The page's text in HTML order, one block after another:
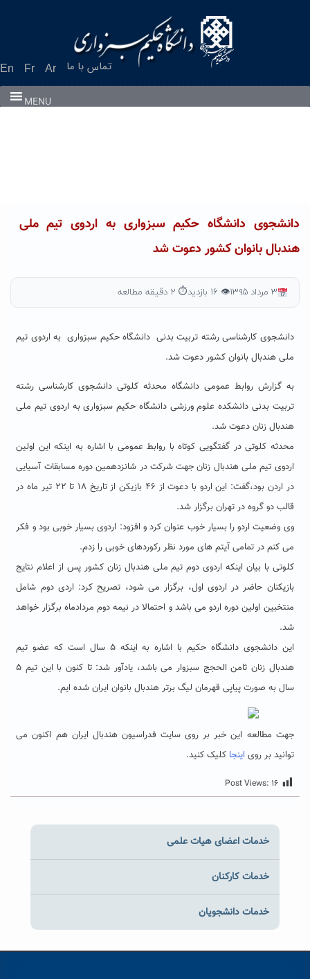
En Fr Ar تماس با ما
MENU
دانشجوی دانشگاه حکیم سبزواری به اردوی تیم ملی
هندبال بانوان کشور دعوت شد
۳ مرداد ۱۳۹۵ 👁 ۱۶ بازدید ⏱ ۲ دقیقه مطالعه
دانشجوی کارشناسی رشته تربیت بدنی دانشگاه حکیم سبزواری به اردوی تیم
ملی هندبال بانوان کشور دعوت شد.
به گزارش روابط عمومی دانشگاه محدثه کلوتی دانشجوی کارشناسی رشته
تربیت بدنی دانشکده علوم ورزشی دانشگاه حکیم سبزواری به اردوی تیم ملی
هندبال زنان دعوت شد.
محدثه کلوتی در گفتگویی کوتاه با روابط عمومی با اشاره به اینکه این اولین
اردوی تیم ملی هندبال زنان جهت شرکت در شانزدهمین دوره مسابقات آسیایی
در اردن بود،گفت: این اردو با دعوت از ۴۶ بازیکن از تاریخ ۱۸ تا ۲۲ تیر ماه در
قالب دو گروه در تهران برگزار شد.
وی وضعیت اردو را بسیار خوب عنوان کرد و افزود: اردوی بسیار خوبی بود و فکر
می کنم در تمامی آیتم های مورد نظر رکوردهای خوبی را زدم.
کلوتی با بیان اینکه اردوی دوم تیم ملی هندبال زنان کشور پس از اعلام نتایج
بازیکنان حاضر در اردوی اول، برگزار می شود، تصریح کرد: اردی دوم شامل
منتخبین اولین دوره اردو می باشد و احتمالا در نیمه دوم مردادماه برگزار خواهد
شد.
این دانشجوی دانشگاه حکیم با اشاره به اینکه ۵ سال است که عضو تیم
هندبال زنان ثامن الحجج سبزوار می باشد، یادآور شد: تا کنون با این تیم ۵
سال به صورت پیاپی قهرمان لیگ برتر هندبال بانوان ایران شده ایم.
جهت مطالعه این خبر بر روی سایت فدراسیون هندبال ایران هم اکنون می
توانید بر روی اینجاکلیک کنید.
Post Views: ۱۶
خدمات اعضای هیات علمی
خدمات کارکنان
خدمات دانشجویان